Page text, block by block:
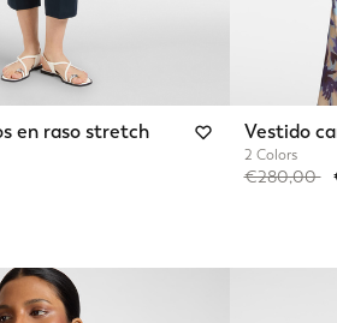
en raso stretch Vestido
2 Colors
Price
€280,00to